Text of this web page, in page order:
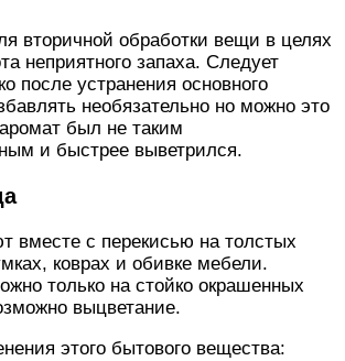
вторичной обработки вещи в целях
неприятного запаха. Следует
после устранения основного
необязательно но можно это
был не таким
и быстрее выветрился.
вместе с перекисью на толстых
коврах и обивке мебели.
только на стойко окрашенных
выцветание.
этого бытового вещества: